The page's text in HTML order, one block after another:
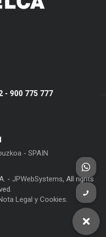
- 900 775 777
- SPAIN
- JPWebSystems, All rights
Legal y Cookies.